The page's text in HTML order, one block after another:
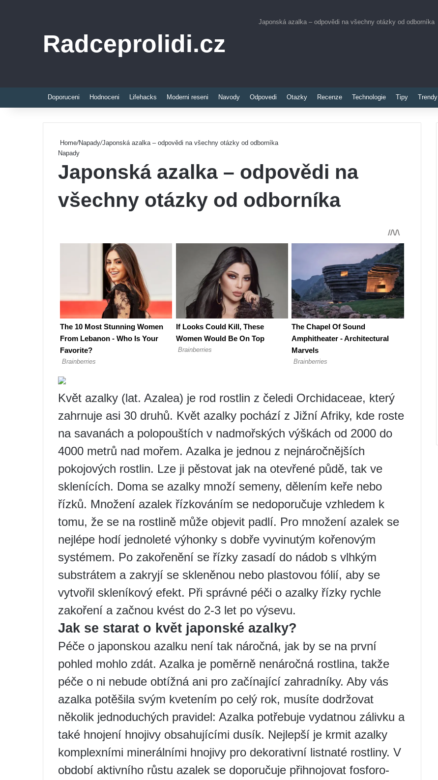
Radceprolidi.cz
Japonská azalka – odpovědi na všechny otázky od odborníka
Doporuceni Hodnoceni Lifehacks Moderni reseni Navody Odpovedi Otazky Recenze Technologie Tipy Trendy
Home/Napady/Japonská azalka – odpovědi na všechny otázky od odborníka
Napady
Japonská azalka – odpovědi na
všechny otázky od odborníka
Květ azalky (lat. Azalea) je rod rostlin z čeledi Orchidaceae, který
zahrnuje asi 30 druhů. Květ azalky pochází z Jižní Afriky, kde roste
na savanách a polopouštích v nadmořských výškách od 2000 do
4000 metrů nad mořem. Azalka je jednou z nejnáročnějších
pokojových rostlin. Lze ji pěstovat jak na otevřené půdě, tak ve
sklenících. Doma se azalky množí semeny, dělením keře nebo
řízků. Množení azalek řízkováním se nedoporučuje vzhledem k
tomu, že se na rostlině může objevit padlí. Pro množení azalek se
nejlépe hodí jednoleté výhonky s dobře vyvinutým kořenovým
systémem. Po zakořenění se řízky zasadí do nádob s vlhkým
substrátem a zakryjí se skleněnou nebo plastovou fólií, aby se
vytvořil skleníkový efekt. Při správné péči o azalky řízky rychle
zakoření a začnou kvést do 2-3 let po výsevu.
Jak se starat o květ japonské azalky?
Péče o japonskou azalku není tak náročná, jak by se na první
pohled mohlo zdát. Azalka je poměrně nenáročná rostlina, takže
péče o ni nebude obtížná ani pro začínající zahradníky. Aby vás
azalka potěšila svým kvetením po celý rok, musíte dodržovat
několik jednoduchých pravidel: Azalka potřebuje vydatnou zálivku a
také hnojení hnojivy obsahujícími dusík. Nejlepší je krmit azalky
komplexními minerálními hnojivy pro dekorativní listnaté rostliny. V
období aktivního růstu azalek se doporučuje přihnojovat fosforo-